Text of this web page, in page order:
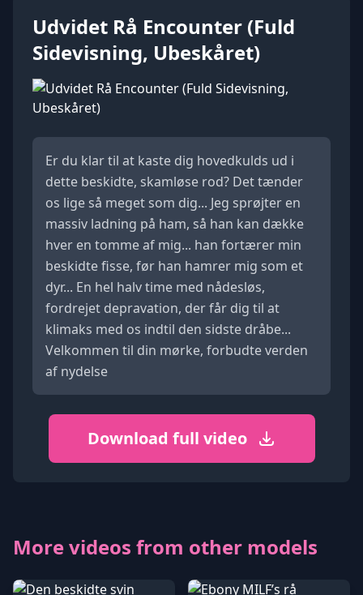
Udvidet Rå Encounter (Fuld
Sidevisning, Ubeskåret)
Er du klar til at kaste dig hovedkulds ud i
dette beskidte, skamløse rod? Det tænder
os lige så meget som dig... Jeg sprøjter en
massiv ladning på ham, så han kan dække
hver en tomme af mig... han fortærer min
beskidte fisse, før han hamrer mig som et
dyr... En hel halv time med nådesløs,
fordrejet depravation, der får dig til at
klimaks med os indtil den sidste dråbe...
Velkommen til din mørke, forbudte verden
af nydelse
Download full video
More videos from other models